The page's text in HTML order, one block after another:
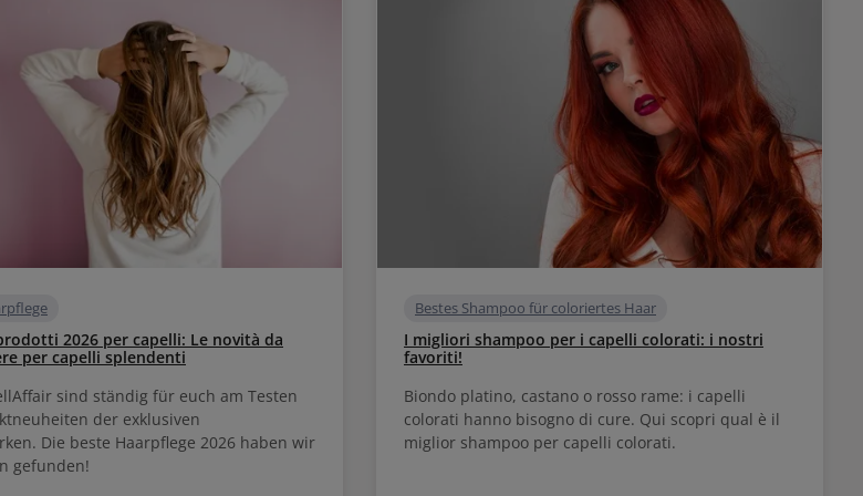
2026 per capelli: Le novità da
per capelli splendenti
sind ständig für euch am Testen
der exklusiven
Die beste Haarpflege 2026 haben wir
gefunden!
Bestes Shampoo für coloriertes Haar
I migliori shampoo per i capelli colorati: i nostri
favoriti!
Biondo platino, castano o rosso rame: i capelli
colorati hanno bisogno di cure. Qui scopri qual è il
miglior shampoo per capelli colorati.